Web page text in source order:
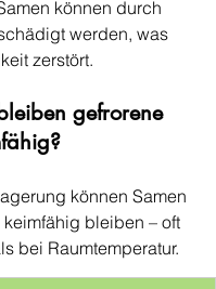
können durch
werden, was
zerstört.
gefrorene
können Samen
keimfähig bleiben – oft
bei Raumtemperatur.